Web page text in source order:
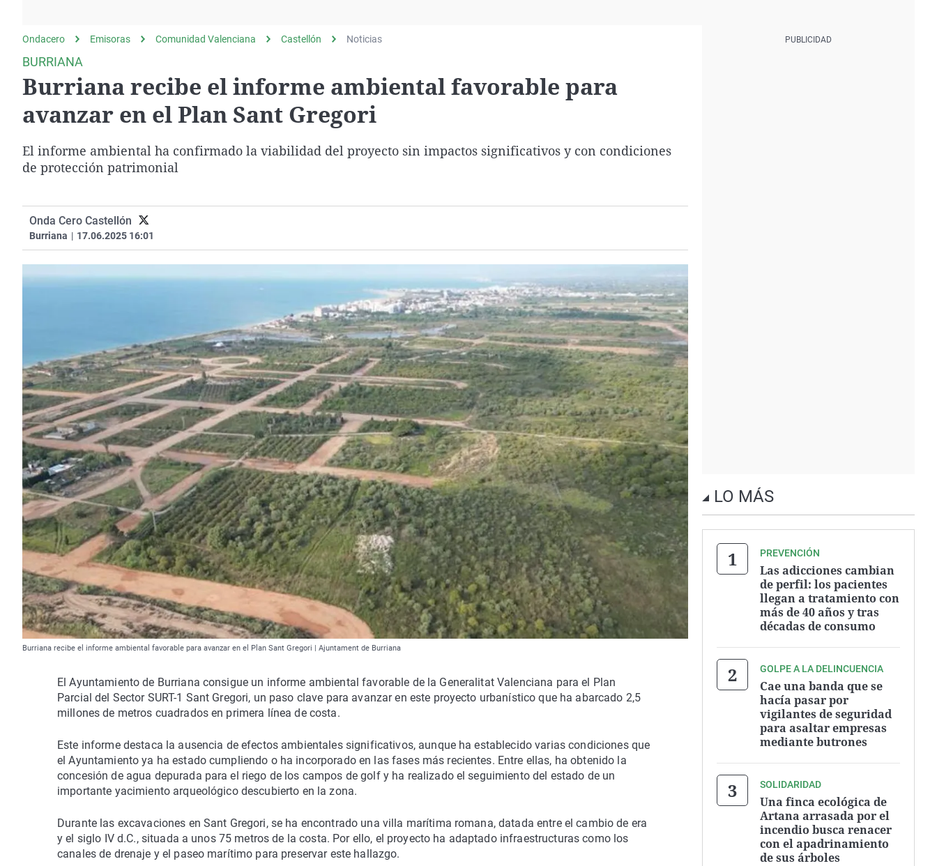
Operación Viuda
Negra
Navarra
Ondacero Emisoras Comunidad Valenciana Castellón Noticias
BURRIANA
Burriana recibe el informe ambiental favorable para
avanzar en el Plan Sant Gregori
El informe ambiental ha confirmado la viabilidad del proyecto sin impactos significativos y con condiciones
de protección patrimonial
Onda Cero Castellón
Burriana | 17.06.2025 16:01
Burriana recibe el informe ambiental favorable para avanzar en el Plan Sant Gregori | Ajuntament de Burriana
El Ayuntamiento de Burriana consigue un informe ambiental favorable de la Generalitat Valenciana para el Plan
Parcial del Sector SURT-1 Sant Gregori, un paso clave para avanzar en este proyecto urbanístico que ha abarcado 2,5
millones de metros cuadrados en primera línea de costa.
Este informe destaca la ausencia de efectos ambientales significativos, aunque ha establecido varias condiciones que
el Ayuntamiento ya ha estado cumpliendo o ha incorporado en las fases más recientes. Entre ellas, ha obtenido la
concesión de agua depurada para el riego de los campos de golf y ha realizado el seguimiento del estado de un
importante yacimiento arqueológico descubierto en la zona.
Durante las excavaciones en Sant Gregori, se ha encontrado una villa marítima romana, datada entre el cambio de era
y el siglo IV d.C., situada a unos 75 metros de la costa. Por ello, el proyecto ha adaptado infraestructuras como los
canales de drenaje y el paseo marítimo para preservar este hallazgo.
LO MÁS
PREVENCIÓN
Las adicciones cambian
de perfil: los pacientes
llegan a tratamiento con
más de 40 años y tras
décadas de consumo
GOLPE A LA DELINCUENCIA
Cae una banda que se
hacía pasar por
vigilantes de seguridad
para asaltar empresas
mediante butrones
SOLIDARIDAD
Una finca ecológica de
Artana arrasada por el
incendio busca renacer
con el apadrinamiento
de sus árboles